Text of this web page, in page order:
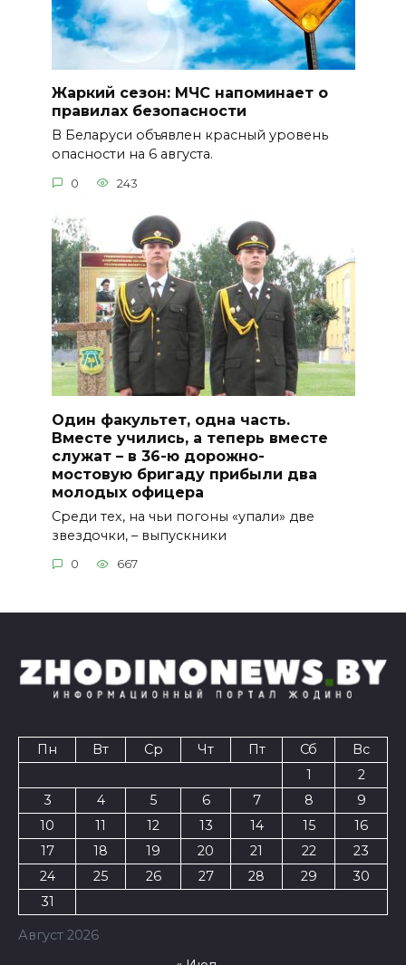
Жаркий сезон: МЧС напоминает о
правилах безопасности
В Беларуси объявлен красный уровень
опасности на 6 августа.
0 243
Один факультет, одна часть.
Вместе учились, а теперь вместе
служат – в 36-ю дорожно-
мостовую бригаду прибыли два
молодых офицера
Среди тех, на чьи погоны «упали» две
звездочки, – выпускники
0 667
Август 2026
Пн Вт Ср Чт Пт Сб
Вс
1
2
3
4 5 6 7 8
9
10
11 12 13 14 15
16
17
18 19 20 21 22
23
24
25 26 27 28 29
30
31